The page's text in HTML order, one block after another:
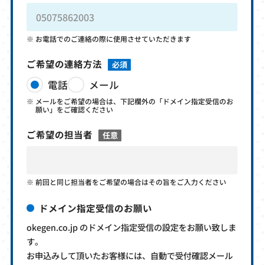
お電話でのご連絡の際に使用させていただきます
ご希望の連絡方法 必須
電話 メール
メールをご希望の場合は、下記欄外の「ドメイン指定受信のお
願い」をご確認ください
ご希望の担当者 任意
前回と同じ担当者をご希望の場合はその旨をご入力ください
ドメイン指定受信のお願い
okegen.co.jp のドメイン指定受信の設定をお願い致しま
す。
お申込みして頂いたお客様には、自動で受付確認メール